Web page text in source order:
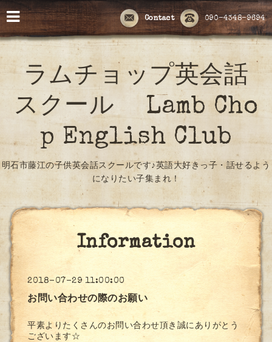
090-4348-9694
Contact
ラムチョップ英会話
スクール Lamb Cho
p English Club
明石市藤江の子供英会話スクールです♪英語大好きっ子・話せるよう
になりたい子集まれ！
Information
2018-07-29 11:00:00
お問い合わせの際のお願い
平素よりたくさんのお問い合わせ頂き誠にありがとう
ございます☆